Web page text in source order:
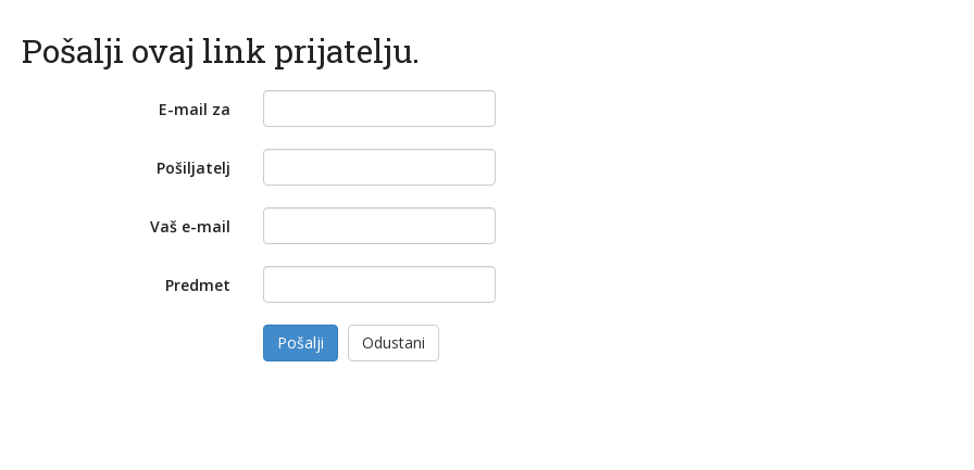
Pošalji ovaj link prijatelju.
E-mail za
Pošiljatelj
Vaš e-mail
Predmet
Pošalji Odustani